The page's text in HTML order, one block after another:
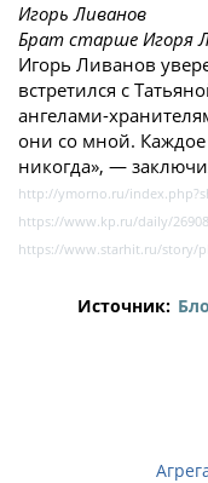
Игорь Ливанов
Брат старше Игоря
Игорь Ливанов
встретился с
ангелами-
они со мной. Каждое
никогда», —
http://ymorno.ru/
https://www.kp.ru/daily/
https://www.starhit.ru/story/
Источник: